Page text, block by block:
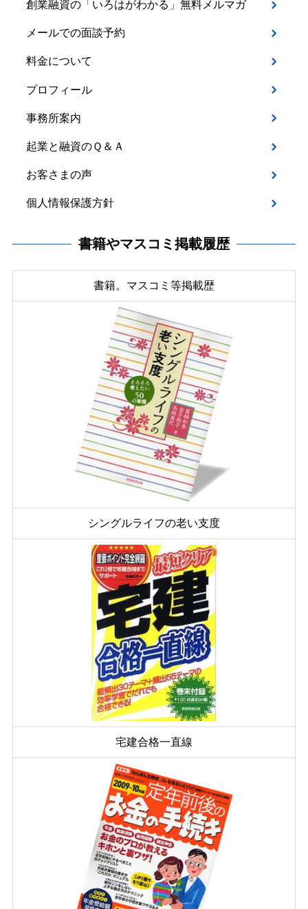
創業融資の「いろはがわかる」無料メルマガ
メールでの面談予約
料金について
プロフィール
事務所案内
起業と融資のＱ＆Ａ
お客さまの声
個人情報保護方針
書籍やマスコミ掲載履歴
書籍。マスコミ等掲載歴
シングルライフの老い支度
宅建合格一直線